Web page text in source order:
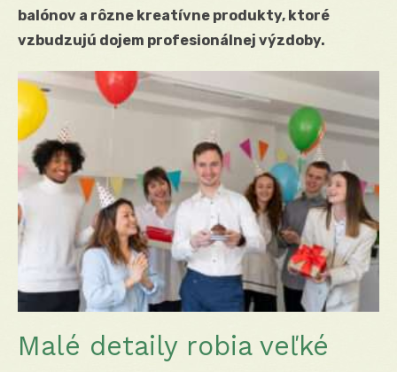
balónov a rôzne kreatívne produkty, ktoré
vzbudzujú dojem profesionálnej výzdoby.
Malé detaily robia veľké